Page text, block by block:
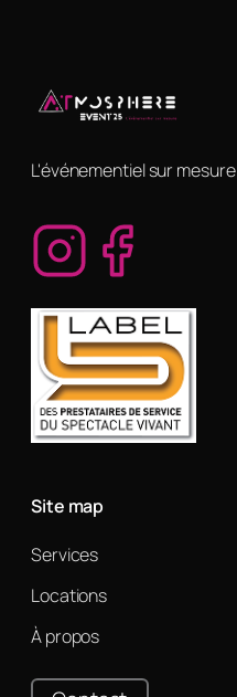
L'événementiel sur mesure
Site map
Services
Locations
À propos